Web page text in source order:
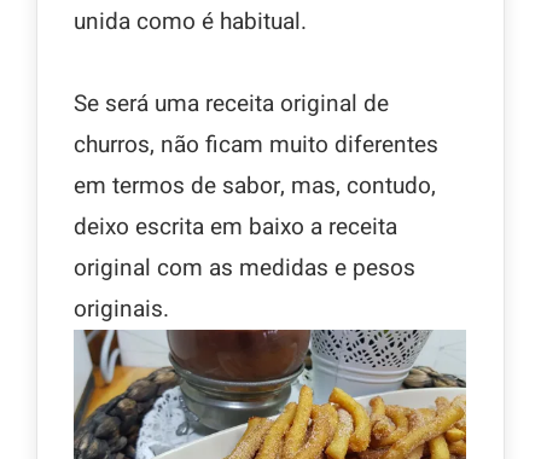
unida como é habitual.
Se será uma receita original de
churros, não ficam muito diferentes
em termos de sabor, mas, contudo,
deixo escrita em baixo a receita
original com as medidas e pesos
originais.